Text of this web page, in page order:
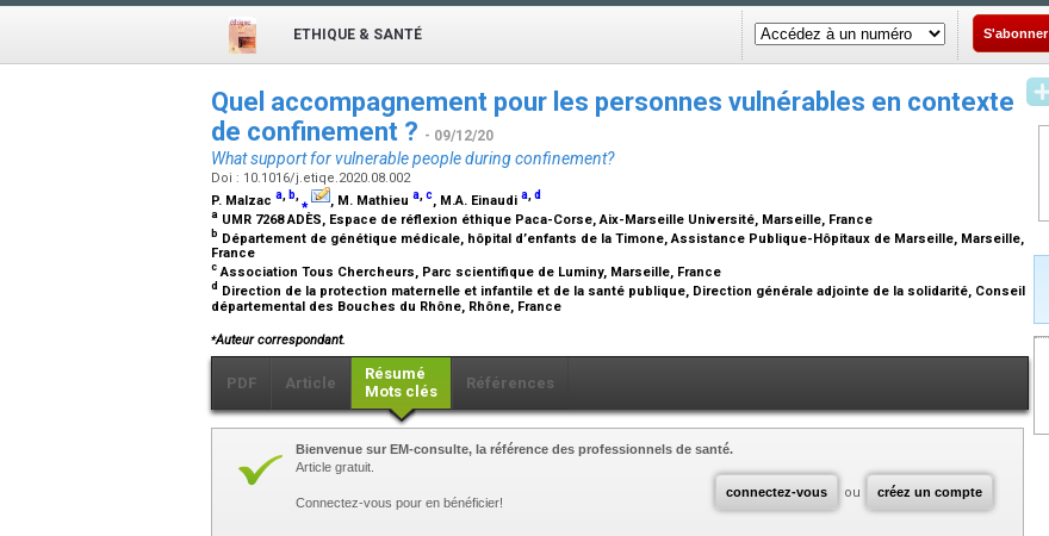
ETHIQUE & SANTÉ S'abonner
Quel accompagnement pour les personnes vulnérables en contexte
de confinement ? - 09/12/20
What support for vulnerable people during confinement?
Doi : 10.1016/j.etiqe.2020.08.002
P. Malzac a, b,⁎ , M. Mathieu a,c, M.A. Einaudi a,d
a UMR 7268 ADÈS, Espace de réflexion éthique Paca-Corse, Aix-Marseille Université, Marseille, France
b Département de génétique médicale, hôpital d’enfants de la Timone, Assistance Publique-Hôpitaux de Marseille, Marseille,
France
c Association Tous Chercheurs, Parc scientifique de Luminy, Marseille, France
d Direction de la protection maternelle et infantile et de la santé publique, Direction générale adjointe de la solidarité, Conseil
départemental des Bouches du Rhône, Rhône, France
⁎Auteur correspondant.
PDF Article
Résumé
Mots clés
Références
connectez-vous ou créez un compte
Bienvenue sur EM-consulte, la référence des professionnels de santé.
Article gratuit.
Connectez-vous pour en bénéficier!